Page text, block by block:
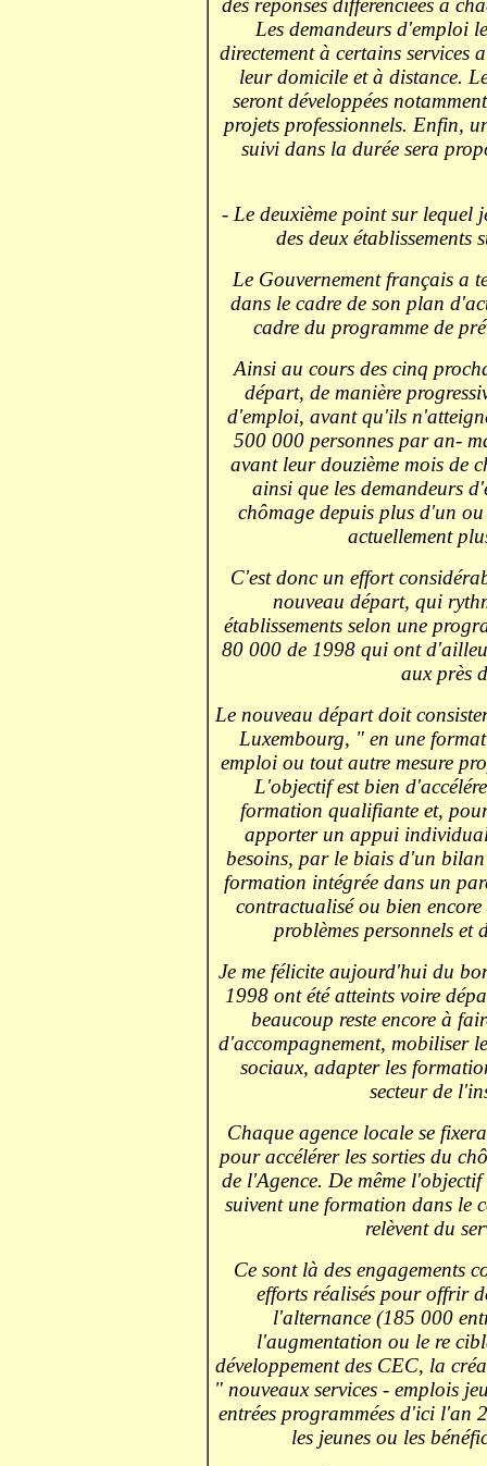
des réponses différenciées à
Les demandeurs d'emploi
directement à certains services
leur domicile et à distance.
seront développées
projets professionnels. Enfin,
suivi dans la durée sera
- Le deuxième point sur lequel
des deux
Le Gouvernement français a
dans le cadre de son plan
cadre du programme de
Ainsi au cours des cinq
départ, de manière
d'emploi, avant qu'ils
500 000 personnes par an-
avant leur douzième mois de
ainsi que les demandeurs
chômage depuis plus d'un
actuellement
C'est donc un effort
nouveau départ, qui
établissements selon une
80 000 de 1998 qui ont
aux près
Le nouveau départ doit
Luxembourg, " en une
emploi ou tout autre mesure
L'objectif est bien
formation qualifiante et,
apporter un appui
besoins, par le biais d'un
formation intégrée dans un
contractualisé ou bien
problèmes personnels et
Je me félicite aujourd'hui du
1998 ont été atteints voire
beaucoup reste encore à
d'accompagnement, mobiliser
sociaux, adapter les
secteur de
Chaque agence locale se
pour accélérer les sorties du
de l'Agence. De même
suivent une formation dans le
relèvent du
Ce sont là des engagements
efforts réalisés pour offrir
l'alternance (185 000
l'augmentation ou le re
développement des CEC, la
" nouveaux services - emplois
entrées programmées d'ici l'an
les jeunes ou les